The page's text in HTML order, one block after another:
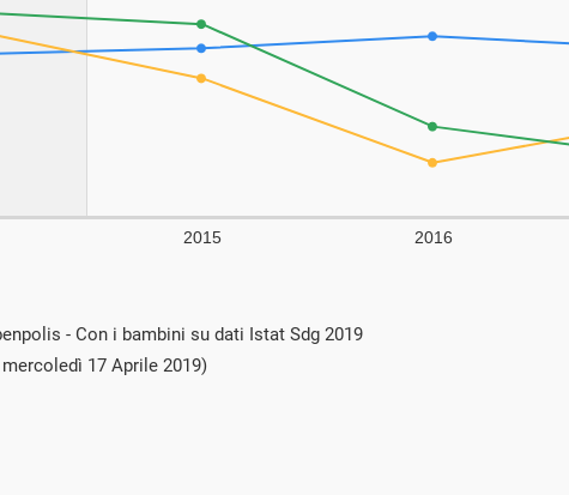
- Con i bambini su dati Istat Sdg 2019
17 Aprile 2019)